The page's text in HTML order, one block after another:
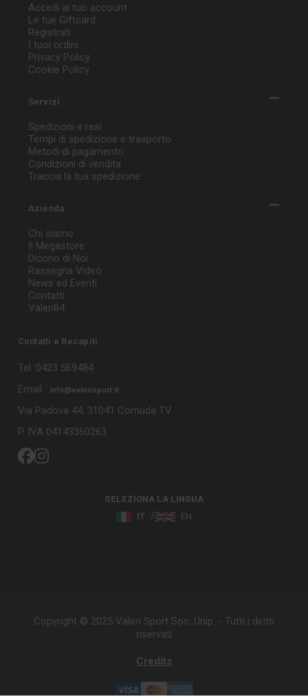
Accedi al tuo account
Le tue Giftcard
Registrati
I tuoi ordini
Privacy Policy
Cookie Policy
Servizi
Spedizioni e resi
Tempi di spedizione e trasporto
Metodi di pagamento
Condizioni di vendita
Traccia la tua spedizione
Azienda
Chi siamo
Il Megastore
Dicono di Noi
Rassegna Video
News ed Eventi
Contatti
Valeri84
Contatti e Recapiti
Tel. 0423 569484
Email : info@valerisport.it
Via Padova 44, 31041 Cornuda TV
P. IVA 04143360263
SELEZIONA LA LINGUA
IT
EN
Copyright © 2025 Valeri Sport Soc. Unip. - Tutti i diritti
riservati
Credits